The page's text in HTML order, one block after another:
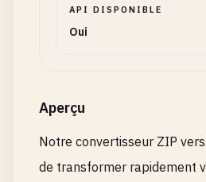
API DISPONIBLE
Oui
Aperçu
Notre convertisseur ZIP
de transformer rapidement